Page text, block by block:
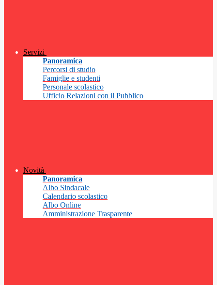
Servizi
Panoramica
Percorsi di studio
Famiglie e studenti
Personale scolastico
Ufficio Relazioni con il Pubblico
Novità
Panoramica
Albo Sindacale
Calendario scolastico
Albo Online
Amministrazione Trasparente